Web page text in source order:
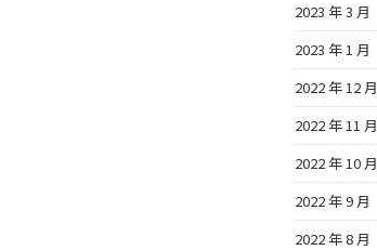
2023 年 3 月
2023 年 1 月
2022 年 12 月
2022 年 11 月
2022 年 10 月
2022 年 9 月
2022 年 8 月